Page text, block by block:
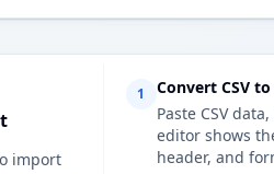
import
1
Convert CSV
Paste CSV
editor shows
header, and